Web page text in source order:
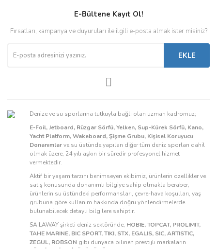
E-Bültene Kayıt Ol!
Fırsatları, kampanya ve duyuruları ile ilgili e-posta almak ister misiniz?
EKLE
Denize ve su sporlarına tutkuyla bağlı olan uzman kadromuz;
E-Foil, Jetboard, Rüzgar Sörfü, Yelken, Sup-Kürek Sörfü, Kano,
Yacht Platform, Wakeboard, Şişme Grubu, Kişisel Koruyucu
Donanımlarve su üstünde yapılan diğer tüm deniz sporları dahil
olmak üzere, 24 yılı aşkın bir süredir profesyonel hizmet
vermektedir.
Aktif bir yaşam tarzını benimseyen ekibimiz, ürünlerin özellikler ve
satış konusunda donanımlı bilgiye sahip olmakla beraber,
ürünlerin su üstündeki performansları, çevre-hava koşulları, yaş
grubuna göre kullanım hakkında doğru yönlendirmelerde
bulunabilecek detaylı bilgilere sahiptir.
SAILAWAY şirketi deniz sektöründe, HOBIE, TOPCAT, PROLIMIT,
TAHE MARINE, BIC SPORT, TIKI, STX, EGALIS, SIC, ARTISTIC,
ZEGUL, ROBSON gibi dünyaca bilinen prestijli markaların